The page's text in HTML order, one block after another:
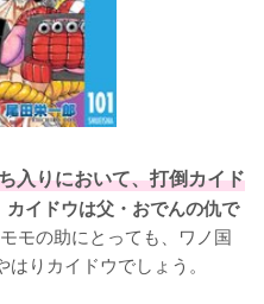
入りにおいて、打倒カイド
カイドウは父・おでんの仇で
モの助にとっても、ワノ国
りカイドウでしょう。